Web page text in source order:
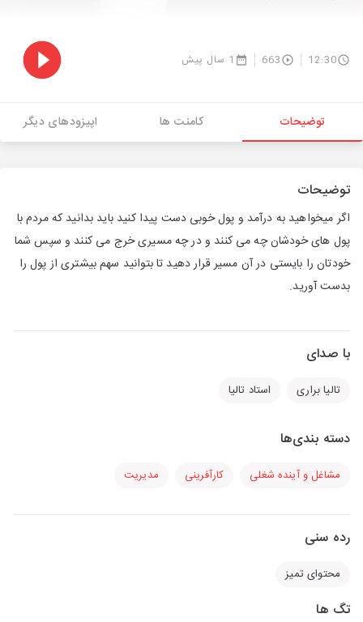
12:30
663 1 سال پیش
توضیحات کامنت ها اپیزودهای دیگر
توضیحات
اگر میخواهید به درآمد و پول خوبی دست پیدا کنید باید بدانید که مردم با
پول های خودشان چه می کنند و در چه مسیری خرج می کنند و سپس شما
خودتان را بایستی در آن مسیر قرار دهید تا بتوانید سهم بیشتری از پول را
بدست آورید.
با صدای
تالیا براری استاد تالیا
دسته بندی‌ها
مشاغل و آینده شغلی کارآفرینی مدیریت
رده سنی
محتوای تمیز
تگ ها